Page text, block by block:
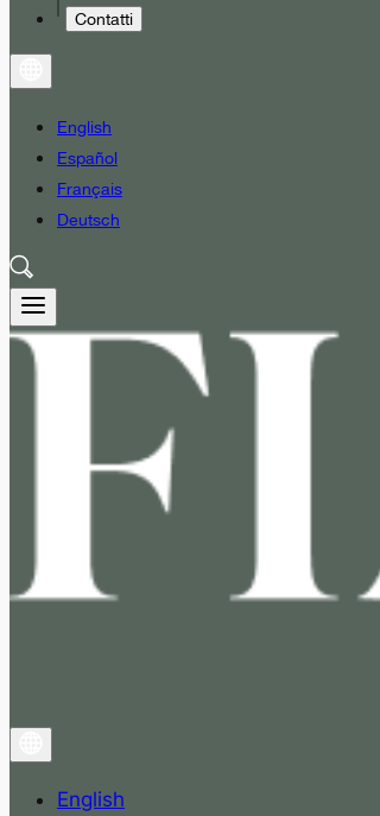
Contatti
English
Español
Français
Deutsch
English